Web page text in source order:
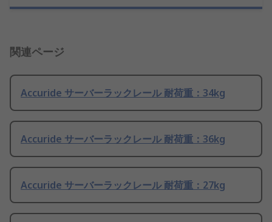
関連ページ
Accuride サーバーラックレール 耐荷重：34kg
Accuride サーバーラックレール 耐荷重：36kg
Accuride サーバーラックレール 耐荷重：27kg